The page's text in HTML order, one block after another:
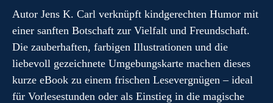
Autor Jens K. Carl verknüpft kindgerechten Humor mit
einer sanften Botschaft zur Vielfalt und Freundschaft.
Die zauberhaften, farbigen Illustrationen und die
liebevoll gezeichnete Umgebungskarte machen dieses
kurze eBook zu einem frischen Lesevergnügen – ideal
für Vorlesestunden oder als Einstieg in die magische